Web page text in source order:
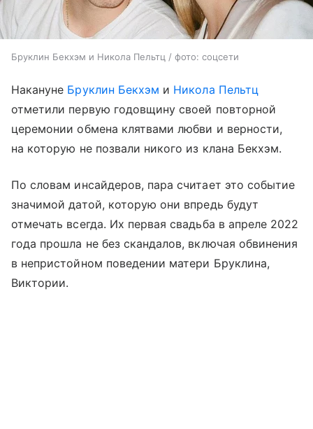
Бруклин Бекхэм и Никола Пельтц / фото: соцсети
Накануне Бруклин Бекхэм и Никола Пельтц
отметили первую годовщину своей повторной
церемонии обмена клятвами любви и верности,
на которую не позвали никого из клана Бекхэм.
По словам инсайдеров, пара считает это событие
значимой датой, которую они впредь будут
отмечать всегда. Их первая свадьба в апреле 2022
года прошла не без скандалов, включая обвинения
в непристойном поведении матери Бруклина,
Виктории.